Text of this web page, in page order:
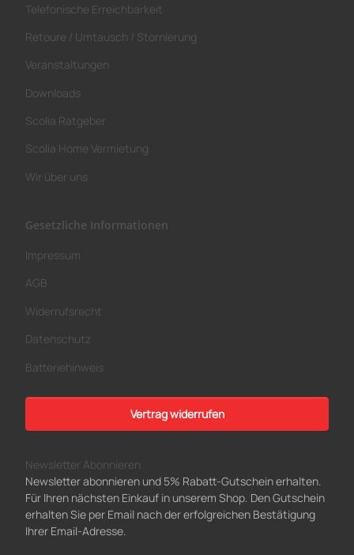
Telefonische Erreichbarkeit
Retoure / Umtausch / Stornierung
Veranstaltungen
Downloads
Scolia Ratgeber
Scolia Home Vermietung
Wir über uns
Gesetzliche Informationen
Impressum
AGB
Widerrufsrecht
Datenschutz
Batteriehinweis
Vertrag widerrufen
Newsletter Abonnieren
Newsletter abonnieren und 5% Rabatt-Gutschein erhalten.
Für Ihren nächsten Einkauf in unserem Shop. Den Gutschein
erhalten Sie per Email nach der erfolgreichen Bestätigung
Ihrer Email-Adresse.